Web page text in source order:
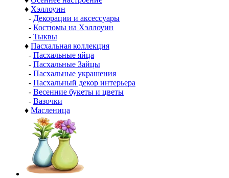
♦ Хэллоуин
- Декорации и аксессуары
- Костюмы на Хэллоуин
- Тыквы
♦ Пасхальная коллекция
- Пасхальные яйца
- Пасхальные Зайцы
- Пасхальные украшения
- Пасхальный декор интерьера
- Весенние букеты и цветы
- Вазочки
♦ Масленица